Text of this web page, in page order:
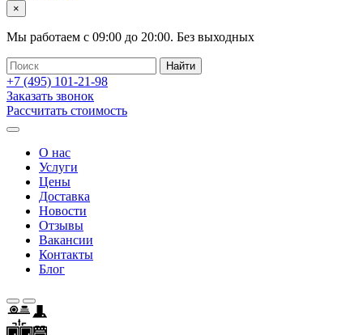
×
Мы работаем с 09:00 до 20:00. Без выходных
+7 (495) 101-21-98
Заказать звонок
Рассчитать стоимость
О нас
Услуги
Цены
Доставка
Новости
Отзывы
Вакансии
Контакты
Блог